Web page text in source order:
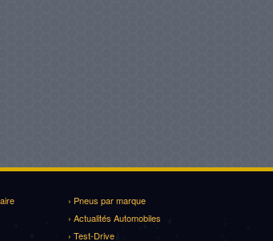
› Pneus par marque
› Actualités Automobiles
› Test-Drive